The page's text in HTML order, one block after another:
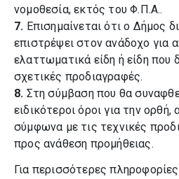
νομοθεσία, εκτός του Φ.Π.Α..
7. Επισημαίνεται ότι ο Δήμος
επιστρέψει στον ανάδοχο για
ελαττωματικά είδη ή είδη που
σχετικές προδιαγραφές.
8. Στη σύμβαση που θα
ειδικότεροι όροι για την
σύμφωνα με τις τεχνικές
προς ανάθεση προμήθειας.
Για περισσότερες